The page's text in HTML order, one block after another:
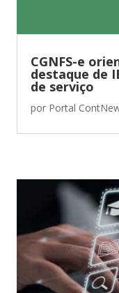
CGNFS-e
destaque de
de serviço
por Portal